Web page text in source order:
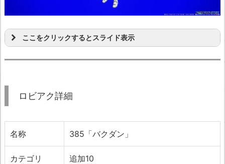
ここをクリックするとスライド表示
ロビアク詳細
名称 385「バクダン」
カテゴリ 追加10